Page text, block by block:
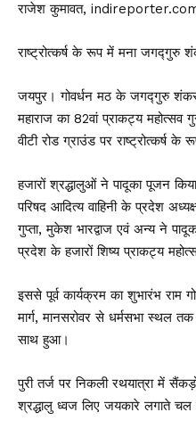
राजेश कुमावत,
राष्ट्रोत्कर्ष के रूप में मना जगद्गुरु
जयपुर। गोवर्धन मठ के जगद्गुरु
महाराज का 82वां प्राकट्य महोत्सव
वीटी रोड ग्राउंड पर राष्ट्रोत्कर्ष के
हजारों श्रद्धालुओं ने पादूका पूजन
परिषद आदित्य वाहिनी के प्रदेश
गुप्ता, मुकेश भारद्वाज एवं अन्य ने
प्रदेश के हजारों शिष्य प्राकट्य
इससे पूर्व कार्यक्रम का शुभारंभ राम
मार्ग, मानसरोवर से धर्मसभा स्थल
साथ हुआ।
पुरी तर्ज पर निकली रथयात्रा में
श्रद्धालु ध्वज लिए जयकारे लगाते